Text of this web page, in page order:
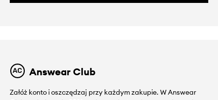
Answear Club
Załóż konto i oszczędzaj przy każdym zakupie. W Answear